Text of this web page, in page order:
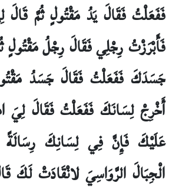
فَفَعَلْتُ فَقَالَ يَدُ مَقْتُولٍ ثُمَّ
فَأَبْرَزْتُ رِجْلِي فَقَالَ رِجْلُ مَقْتُولٍ
جَسَدَكَ فَفَعَلْتُ فَقَالَ جَسَدُ
أَخْرِجْ لِسَانَكَ فَفَعَلْتُ فَقَالَ
عَلَيْكَ فَإِنَّ فِي لِسَانِكَ رِسَالَةً
الْجِبَالَ الرَّوَاسِيَ لانْقَادَتْ